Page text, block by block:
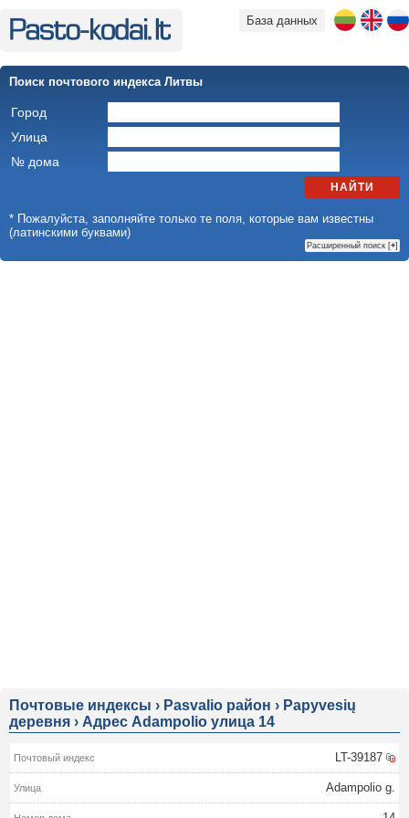
База данных
Поиск почтового индекса Литвы
Город
Улица
№ дома
НАЙТИ
* Пожалуйста, заполняйте только те поля, которые вам известны
(латинскими буквами)
Расширенный поиск [+]
Почтовые индексы › Pasvalio район › Papyvesių
деревня › Адрес Adampolio улица 14
LT-39187
Adampolio g.